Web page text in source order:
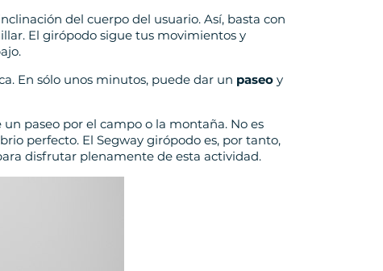
del cuerpo del usuario. Así, basta con
El girópodo sigue tus movimientos y
En sólo unos minutos, puede dar un paseo y
paseo por el campo o la montaña. No es
perfecto. El Segway girópodo es, por tanto,
disfrutar plenamente de esta actividad.